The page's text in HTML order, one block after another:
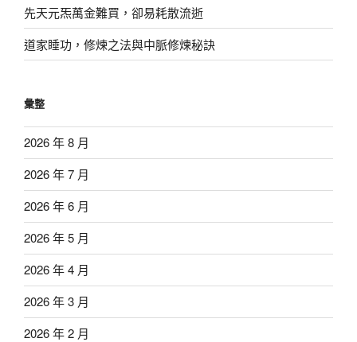
先天元炁萬金難買，卻易耗散流逝
道家睡功，修煉之法與中脈修煉秘訣
彙整
2026 年 8 月
2026 年 7 月
2026 年 6 月
2026 年 5 月
2026 年 4 月
2026 年 3 月
2026 年 2 月